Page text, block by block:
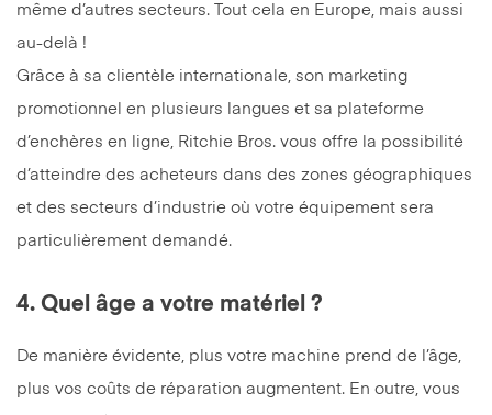
même d’autres secteurs. Tout cela en Europe, mais aussi
au-delà !
Grâce à sa clientèle internationale, son marketing
promotionnel en plusieurs langues et sa plateforme
d’enchères en ligne, Ritchie Bros. vous offre la possibilité
d’atteindre des acheteurs dans des zones géographiques
et des secteurs d’industrie où votre équipement sera
particulièrement demandé.
4. Quel âge a votre matériel ?
De manière évidente, plus votre machine prend de l’âge,
plus vos coûts de réparation augmentent. En outre, vous